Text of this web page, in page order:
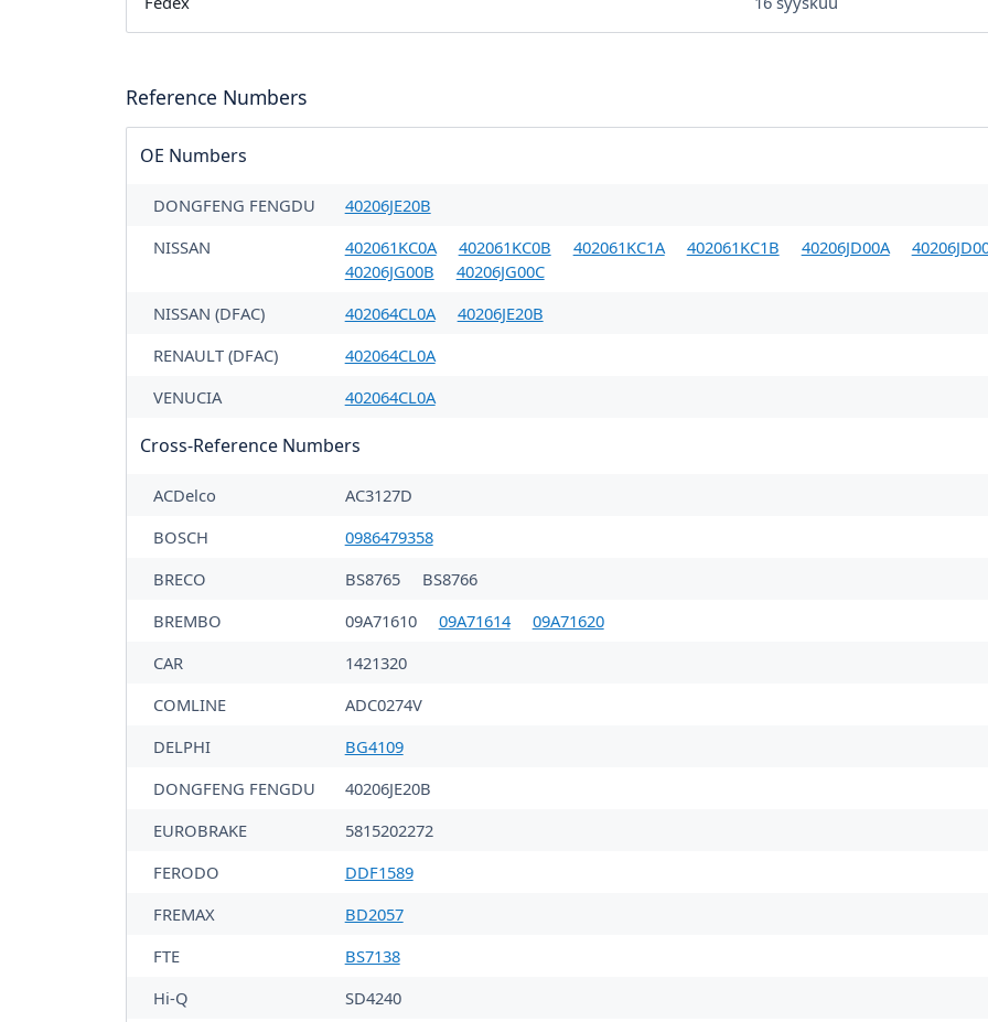
Reference Numbers
OE Numbers
DONGFENG FENGDU
40206JE20B
NISSAN
402061KC0A 402061KC0B 402061KC1A 402061KC1B 40206JD00A
40206JG00B
40206JG00C
NISSAN (DFAC)
402064CL0A
40206JE20B
RENAULT (DFAC)
402064CL0A
VENUCIA
402064CL0A
Cross-Reference Numbers
ACDelco
AC3127D
BOSCH
0986479358
BRECO
BS8765
BS8766
BREMBO
09A71610 09A71614
09A71620
CAR
1421320
COMLINE
ADC0274V
DELPHI
BG4109
DONGFENG FENGDU
40206JE20B
EUROBRAKE
5815202272
FERODO
DDF1589
FREMAX
BD2057
FTE
BS7138
Hi-Q
SD4240